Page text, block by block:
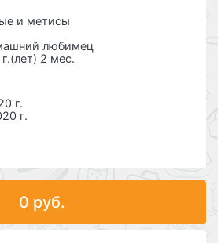
и метисы
любимец
г.(лет) 2 мес.
г.
г.
0 руб.